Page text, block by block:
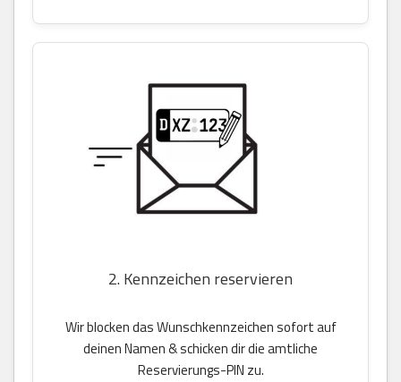
2. Kennzeichen reservieren
Wir blocken das Wunschkennzeichen sofort auf
deinen Namen & schicken dir die amtliche
Reservierungs-PIN zu.